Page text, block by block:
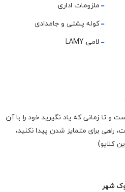
ملزومات اداری
کوله پشتی و جامدادی
لامی LAMY
و تا زمانی که یاد نگیرید خود را با آن
راهی برای متمایز شدن پیدا نکنید،
کلایو)
شهر